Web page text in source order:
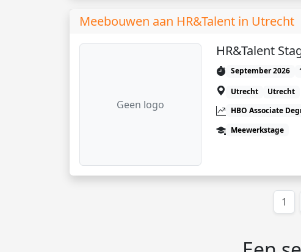
Meebouwen aan HR&Talent in Utrecht
Geen logo
HR&Talent
September 2026
Utrecht
Utrecht
HBO Associate
Meewerkstage
1